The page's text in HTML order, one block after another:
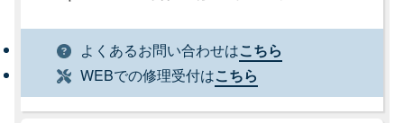
よくあるお問い合わせはこちら
WEBでの修理受付はこちら